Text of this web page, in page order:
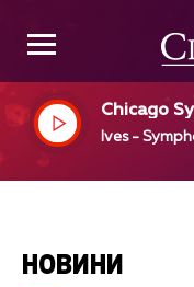
Chicago
homas, dir
Ives -
НОВИНИ